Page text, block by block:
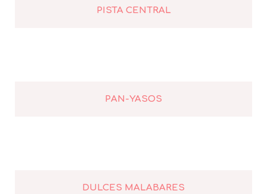
PISTA CENTRAL
PAN-YASOS
DULCES MALABARES